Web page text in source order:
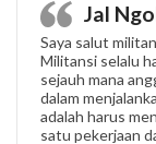
Jal
Saya salut
Militansi selalu
sejauh mana
dalam
adalah harus
satu pekerjaan